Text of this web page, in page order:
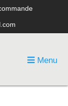
Menu